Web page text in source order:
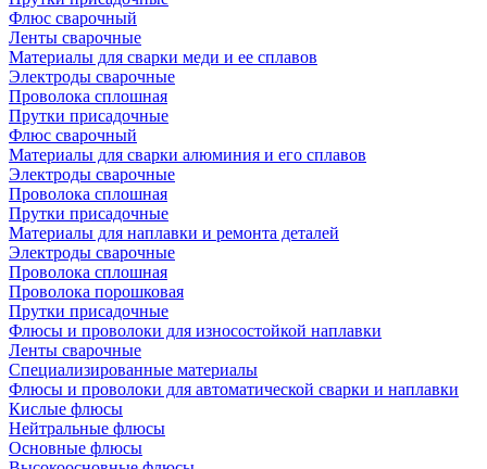
Флюс сварочный
Ленты сварочные
Материалы для сварки меди и ее сплавов
Электроды сварочные
Проволока сплошная
Прутки присадочные
Флюс сварочный
Материалы для сварки алюминия и его сплавов
Электроды сварочные
Проволока сплошная
Прутки присадочные
Материалы для наплавки и ремонта деталей
Электроды сварочные
Проволока сплошная
Проволока порошковая
Прутки присадочные
Флюсы и проволоки для износостойкой наплавки
Ленты сварочные
Специализированные материалы
Флюсы и проволоки для автоматической сварки и наплавки
Кислые флюсы
Нейтральные флюсы
Основные флюсы